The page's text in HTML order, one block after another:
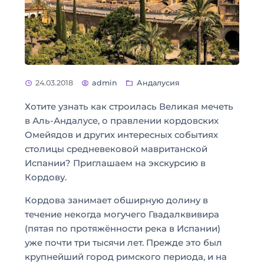
24.03.2018 admin Андалусия
Хотите узнать как строилась Великая мечеть
в Аль-Андалусе, о правлении кордовских
Омейядов и других интересных событиях
столицы средневековой мавританской
Испании? Приглашаем на экскурсию в
Кордову.
Кордова занимает обширную долину в
течение некогда могучего Гвадалквивира
(пятая по протяжённости река в Испании)
уже почти три тысячи лет. Прежде это был
крупнейший город римского периода, и на